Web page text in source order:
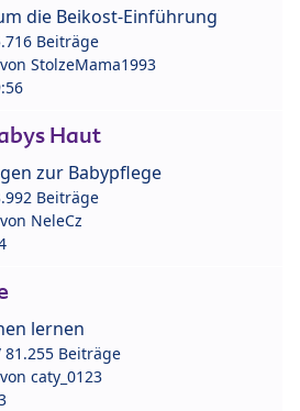
die Beikost-Einführung
Beiträge
StolzeMama1993
Haut
zur Babypflege
Beiträge
NeleCz
lernen
Beiträge
caty_0123